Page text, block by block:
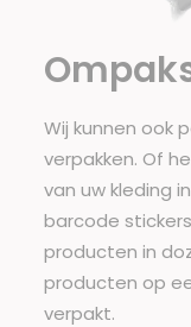
Wij kunnen ook
verpakken. Of
van uw kleding
barcode
producten in
producten op
verpakt.